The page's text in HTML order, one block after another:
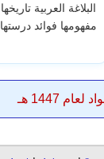
البلاغة العربية تاريخها
مفهومها فوائد درستها
1447 هـ